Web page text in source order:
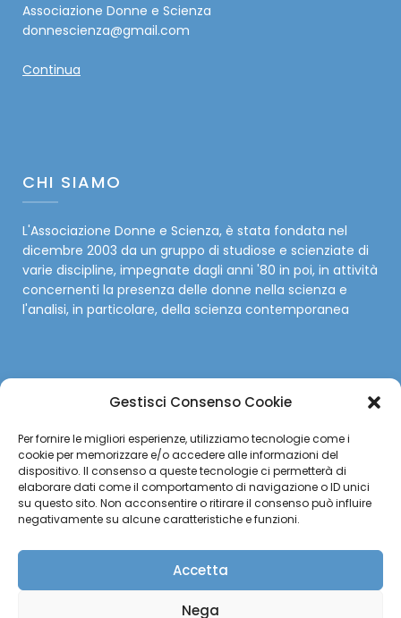
Gestisci Consenso Cookie
Per fornire le migliori esperienze, utilizziamo tecnologie come i
cookie per memorizzare e/o accedere alle informazioni del
dispositivo. Il consenso a queste tecnologie ci permetterà di
elaborare dati come il comportamento di navigazione o ID unici
su questo sito. Non acconsentire o ritirare il consenso può influire
negativamente su alcune caratteristiche e funzioni.
Accetta
Nega
Associazione Donne e Scienza
donnescienza@gmail.com
Continua
CHI SIAMO
L'Associazione Donne e Scienza, è stata fondata nel
dicembre 2003 da un gruppo di studiose e scienziate di
varie discipline, impegnate dagli anni '80 in poi, in attività
concernenti la presenza delle donne nella scienza e
l'analisi, in particolare, della scienza contemporanea
Facebook
Twitter